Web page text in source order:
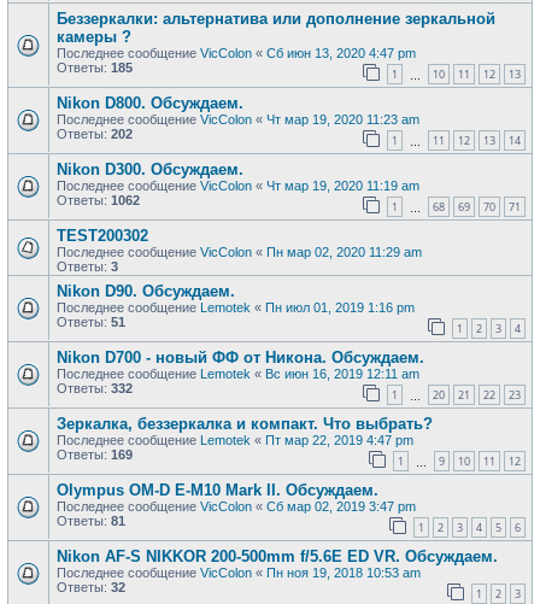
Беззеркалки: альтернатива или дополнение зеркальной
камеры ?
Последнее сообщение VicColon « Сб июн 13, 2020 4:47 pm
Ответы: 185 1 10 11 12 13
Nikon D800. Обсуждаем.
Последнее сообщение VicColon « Чт мар 19, 2020 11:23 am
Ответы: 202 1 11 12 13 14
Nikon D300. Обсуждаем.
Последнее сообщение VicColon « Чт мар 19, 2020 11:19 am
Ответы: 1062 1 68 69 70 71
TEST200302
Последнее сообщение VicColon « Пн мар 02, 2020 11:29 am
Ответы: 3
Nikon D90. Обсуждаем.
Последнее сообщение Lemotek « Пн июл 01, 2019 1:16 pm
Ответы: 51 1 2 3 4
Nikon D700 - новый ФФ от Никона. Обсуждаем.
Последнее сообщение Lemotek « Вс июн 16, 2019 12:11 am
Ответы: 332 1 20 21 22 23
Зеркалка, беззеркалка и компакт. Что выбрать?
Последнее сообщение Lemotek « Пт мар 22, 2019 4:47 pm
Ответы: 169 1 9 10 11 12
Olympus OM-D E-M10 Mark II. Обсуждаем.
Последнее сообщение VicColon « Сб мар 02, 2019 3:47 pm
Ответы: 81 1 2 3 4 5 6
Nikon AF-S NIKKOR 200-500mm f/5.6E ED VR. Обсуждаем.
Последнее сообщение VicColon « Пн ноя 19, 2018 10:53 am
Ответы: 32 1 2 3